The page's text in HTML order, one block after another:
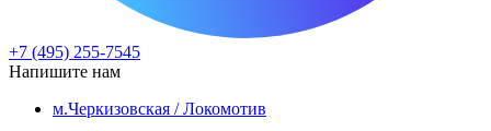
+7 (495) 255-7545
Напишите нам
м.Черкизовская / Локомотив